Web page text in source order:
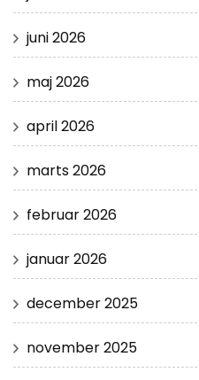
juni 2026
maj 2026
april 2026
marts 2026
februar 2026
januar 2026
december 2025
november 2025